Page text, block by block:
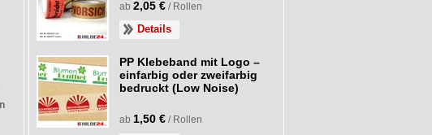
ab 2,05 € / Rollen
Details
PP Klebeband mit Logo –
einfarbig oder zweifarbig
bedruckt (Low Noise)
ab 1,50 € / Rollen